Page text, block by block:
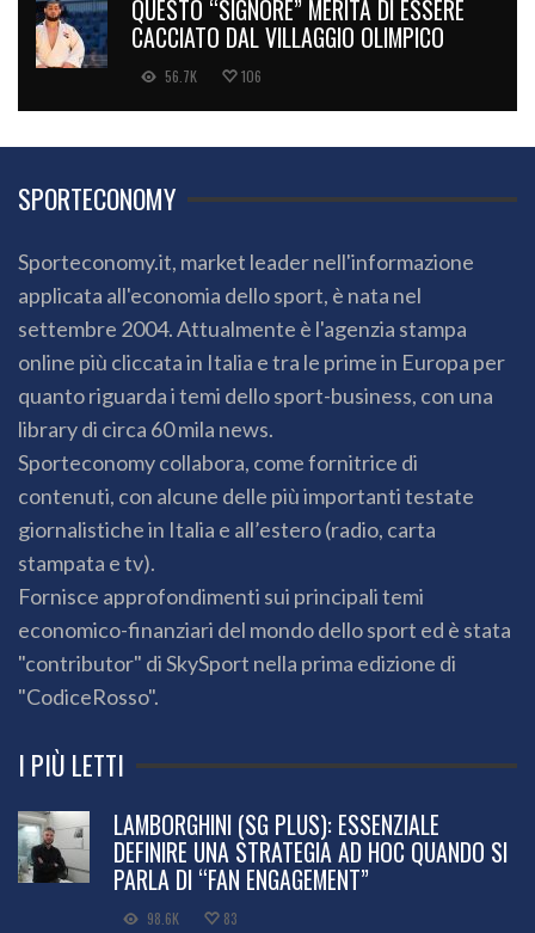
QUESTO “SIGNORE” MERITA DI ESSERE
CACCIATO DAL VILLAGGIO OLIMPICO
56.7K 106
SPORTECONOMY
Sporteconomy.it, market leader nell'informazione
applicata all'economia dello sport, è nata nel
settembre 2004. Attualmente è l'agenzia stampa
online più cliccata in Italia e tra le prime in Europa per
quanto riguarda i temi dello sport-business, con una
library di circa 60 mila news.
Sporteconomy collabora, come fornitrice di
contenuti, con alcune delle più importanti testate
giornalistiche in Italia e all’estero (radio, carta
stampata e tv).
Fornisce approfondimenti sui principali temi
economico-finanziari del mondo dello sport ed è stata
"contributor" di SkySport nella prima edizione di
"CodiceRosso".
I PIÙ LETTI
LAMBORGHINI (SG PLUS): ESSENZIALE
DEFINIRE UNA STRATEGIA AD HOC QUANDO SI
PARLA DI “FAN ENGAGEMENT”
98.6K 83